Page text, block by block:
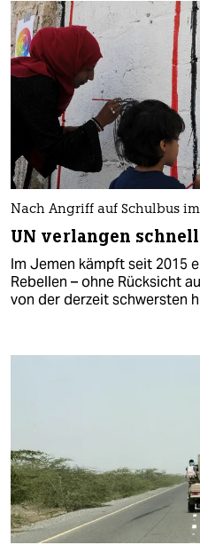
Nach Angriff auf Schulbus im
UN verlangen
Im Jemen kämpft seit 2015
Rebellen – ohne Rücksicht
von der derzeit schwersten